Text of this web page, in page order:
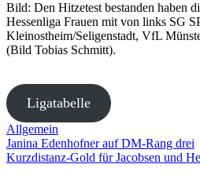
Bild: Den Hitzetest bestanden haben
Hessenliga Frauen mit von links SG
Kleinostheim/Seligenstadt, VfL
(Bild Tobias Schmitt).
Ligatabelle
Allgemein
Beitragsnavigation
Vorheriger
Beitrag:
Janina Edenhofner auf DM-Rang drei
Nächster
Kurzdistanz-Gold für Jacobsen und